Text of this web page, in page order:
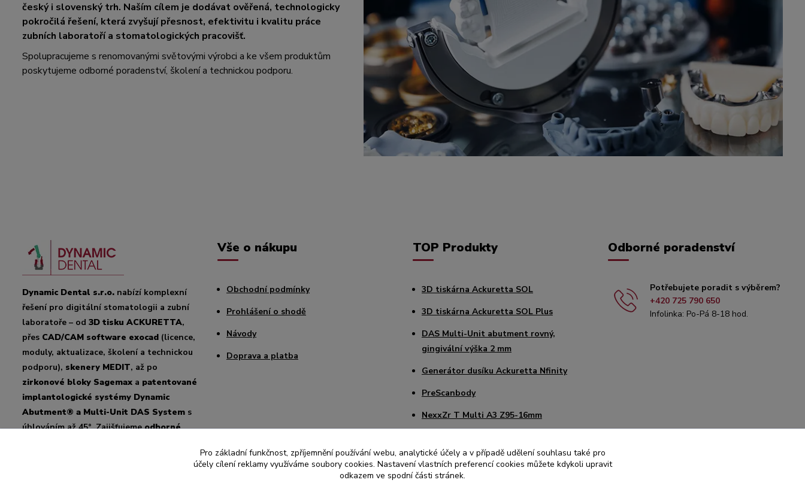
český i slovenský trh. Naším cílem je dodávat ověřená, technologicky
pokročilá řešení, která zvyšují přesnost, efektivitu i kvalitu práce
zubních laboratoří a stomatologických pracovišť.
Spolupracujeme s renomovanými světovými výrobci a ke všem produktům
poskytujeme odborné poradenství, školení a technickou podporu.
Dynamic Dental s.r.o. nabízí komplexní
řešení pro digitální stomatologii a zubní
laboratoře – od 3D tisku ACKURETTA,
přes CAD/CAM software exocad (licence,
moduly, aktualizace, školení a technickou
podporu), skenery MEDIT, až po
zirkonové bloky Sagemax a patentované
implantologické systémy Dynamic
Abutment® a Multi-Unit DAS System s
úhlováním až 45°. Zajišťujemeodborné
Vše o nákupu
Obchodní podmínky
Prohlášení o shodě
Návody
Doprava a platba
TOP Produkty
3D tiskárna Ackuretta SOL
3D tiskárna Ackuretta SOL Plus
DAS Multi-Unit abutment rovný,
gingivální výška 2 mm
Generátor dusíku Ackuretta Nfinity
PreScanbody
NexxZr T Multi A3 Z95-16mm
Intraorální skener Medit i700
Odborné poradenství
Potřebujete poradit s výběrem?
+420 725 790 650
Infolinka: Po-Pá 8-18 hod.
Pro základní funkčnost, zpříjemnění používání webu, analytické účely a v případě udělení souhlasu také pro
účely cílení reklamy využíváme soubory cookies. Nastavení vlastních preferencí cookies můžete kdykoli upravit
odkazem ve spodní části stránek.